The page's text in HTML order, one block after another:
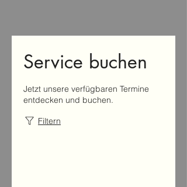
Service buchen
Jetzt unsere verfügbaren Termine
entdecken und buchen.
Filtern